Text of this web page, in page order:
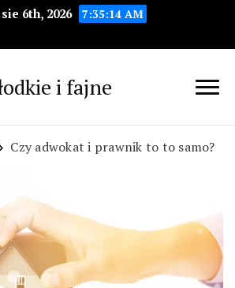
6th, 2026 7:35:15 AM
i fajne
Czy adwokat i prawnik to to samo?